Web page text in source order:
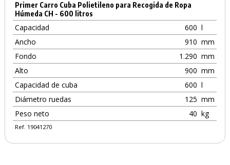
Primer Carro Cuba Polietileno para Recogida de Ropa
Húmeda CH - 600 litros
Capacidad 600 l
Ancho
910 mm
Fondo
1.290 mm
Alto
900 mm
Capacidad de cuba
600 l
Diámetro ruedas
125 mm
Peso neto
40 kg
Ref. 19041270